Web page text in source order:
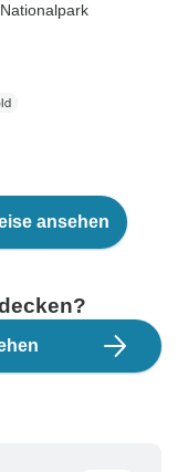
Nationalpark
ansehen